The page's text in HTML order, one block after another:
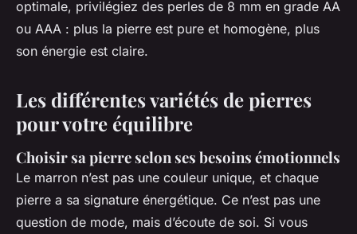
optimale, privilégiez des perles de 8 mm en grade AA
ou AAA : plus la pierre est pure et homogène, plus
son énergie est claire.
Les différentes variétés de pierres
pour votre équilibre
Choisir sa pierre selon ses besoins émotionnels
Le marron n’est pas une couleur unique, et chaque
pierre a sa signature énergétique. Ce n’est pas une
question de mode, mais d’écoute de soi. Si vous